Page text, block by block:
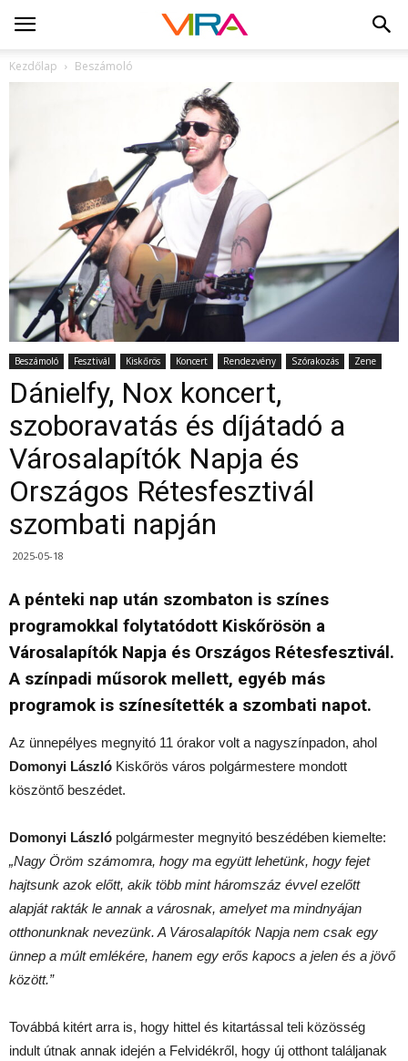
Kezdőlap Beszámoló
Beszámoló Fesztivál Kiskőrös Koncert Rendezvény Szórakozás Zene
Dánielfy, Nox koncert,
szoboravatás és díjátadó a
Városalapítók Napja és
Országos Rétesfesztivál
szombati napján
2025-05-18
A pénteki nap után szombaton is színes
programokkal folytatódott Kiskőrösön a
Városalapítók Napja és Országos Rétesfesztivál.
A színpadi műsorok mellett, egyéb más
programok is színesítették a szombati napot.
Az ünnepélyes megnyitó 11 órakor volt a nagyszínpadon, ahol
Domonyi László Kiskőrös város polgármestere mondott
köszöntő beszédet.
Domonyi László polgármester megnyitó beszédében kiemelte:
„Nagy Öröm számomra, hogy ma együtt lehetünk, hogy fejet
hajtsunk azok előtt, akik több mint háromszáz évvel ezelőtt
alapját rakták le annak a városnak, amelyet ma mindnyájan
otthonunknak nevezünk. A Városalapítók Napja nem csak egy
ünnep a múlt emlékére, hanem egy erős kapocs a jelen és a jövő
között.”
Továbbá kitért arra is, hogy hittel és kitartással teli közösség
indult útnak annak idején a Felvidékről, hogy új otthont találjanak